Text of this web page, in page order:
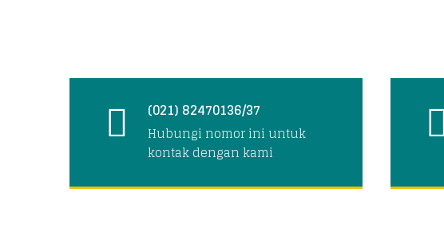
(021) 82470136/37
Hubungi nomor ini untuk
kontak dengan kami